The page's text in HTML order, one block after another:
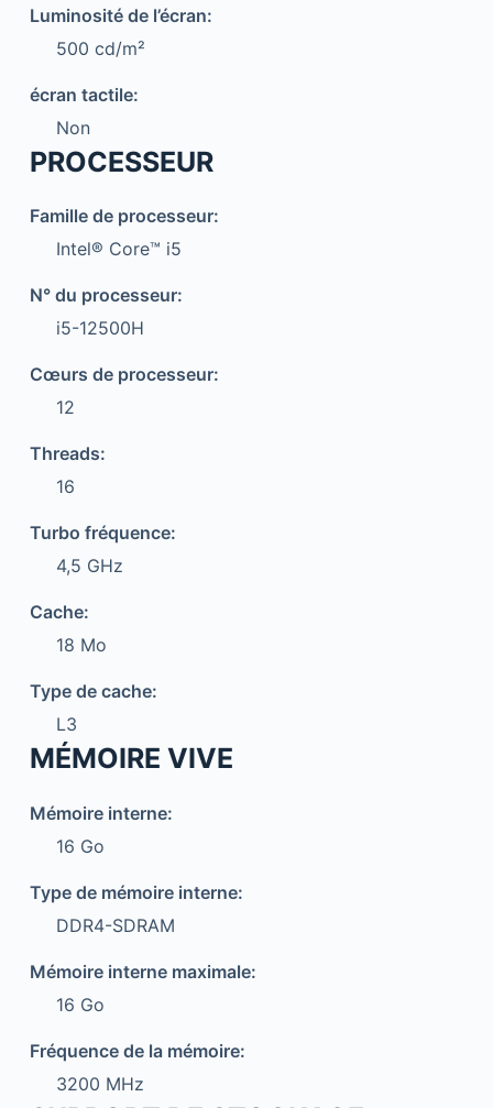
Luminosité de l’écran:
500 cd/m²
écran tactile:
Non
PROCESSEUR
Famille de processeur:
Intel® Core™ i5
N° du processeur:
i5-12500H
Cœurs de processeur:
12
Threads:
16
Turbo fréquence:
4,5 GHz
Cache:
18 Mo
Type de cache:
L3
MÉMOIRE VIVE
Mémoire interne:
16 Go
Type de mémoire interne:
DDR4-SDRAM
Mémoire interne maximale:
16 Go
Fréquence de la mémoire:
3200 MHz